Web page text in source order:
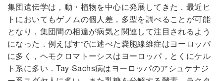
集団遺伝学は，動・植物を中心に発展してきた．最近ヒ
トにおいてもゲノムの個人差，多型を調べることが可能
となり，集団間の相違が病気と関連して注目されるよう
になった．例えばすでに述べた嚢胞線維症はヨーロッパ
に多く，ヘモクロマトーシスはヨーロッパ，とくにケル
ト系に多い．Tay-Sachs病はヨーロッパのアシュケナジ